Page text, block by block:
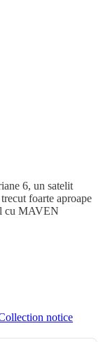
6, un satelit
foarte aproape
cu MAVEN
notice